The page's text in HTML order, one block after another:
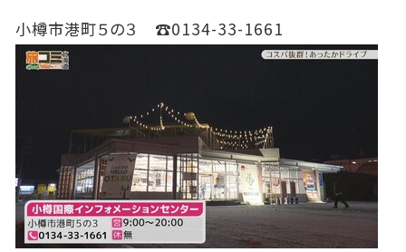
小樽市港町５の３ ☎0134-33-1661